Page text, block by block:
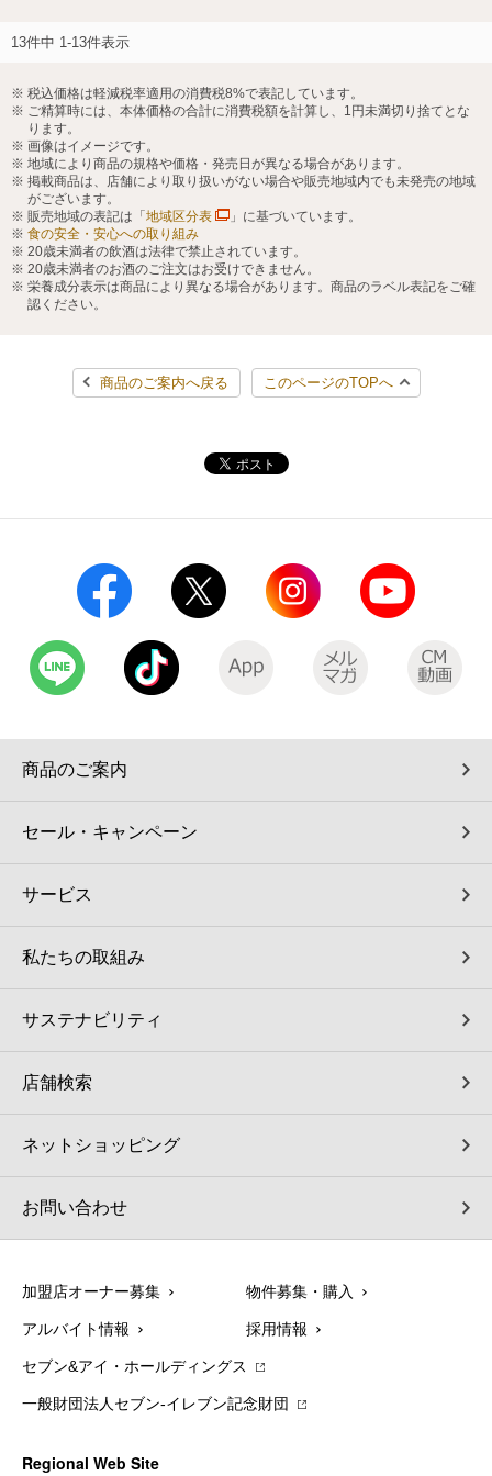
13件中 1-13件表示
税込価格は軽減税率適用の消費税8%で表記しています。
ご精算時には、本体価格の合計に消費税額を計算し、1円未満切り捨てとな
ります。
画像はイメージです。
地域により商品の規格や価格・発売日が異なる場合があります。
掲載商品は、店舗により取り扱いがない場合や販売地域内でも未発売の地域
がございます。
販売地域の表記は「 地域区分表
」に基づいています。
食の安全・安心への取り組み
20歳未満者の飲酒は法律で禁止されています。
20歳未満者のお酒のご注文はお受けできません。
栄養成分表示は商品により異なる場合があります。商品のラベル表記をご確
認ください。
商品のご案内へ戻る このページのTOPへ
商品のご案内
セール・キャンペーン
サービス
私たちの取組み
サステナビリティ
店舗検索
ネットショッピング
お問い合わせ
加盟店オーナー募集 物件募集・購入
アルバイト情報 採用情報
セブン&アイ・ホールディングス
一般財団法人セブン-イレブン記念財団
Regional Web Site